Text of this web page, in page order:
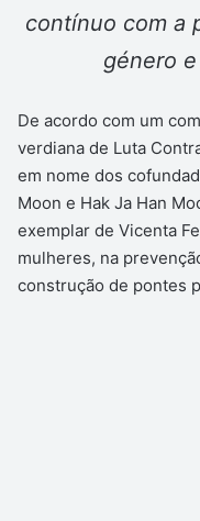
contínuo com a
género
De acordo com um
verdiana de Luta
em nome dos
Moon e Hak Ja Han
exemplar de Vicenta
mulheres, na
construção de pontes